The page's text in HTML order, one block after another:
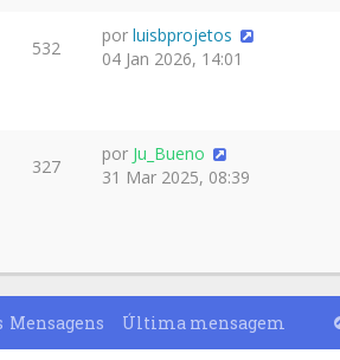
532
por luisbprojetos
04 Jan 2026, 14:01
327
por Ju_Bueno
31 Mar 2025, 08:39
Mensagens Última mensagem